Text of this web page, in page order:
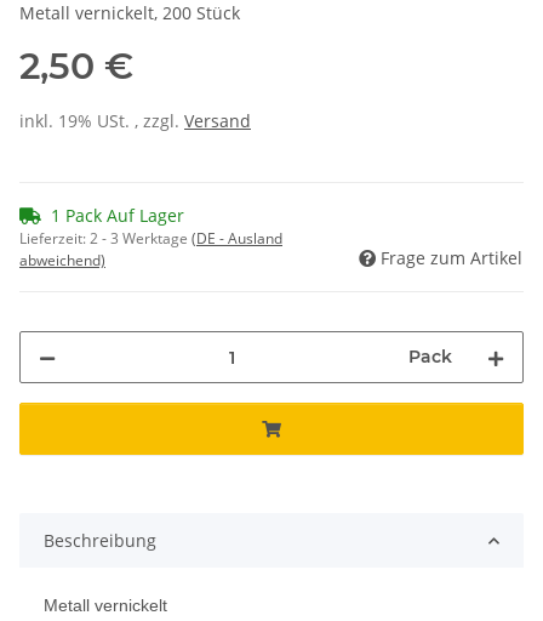
Metall vernickelt, 200 Stück
2,50 €
inkl. 19% USt. , zzgl. Versand
1 Pack Auf Lager
Lieferzeit:2 - 3 Werktage (DE - Ausland
abweichend)
Frage zum Artikel
Pack
Beschreibung
Metall vernickelt